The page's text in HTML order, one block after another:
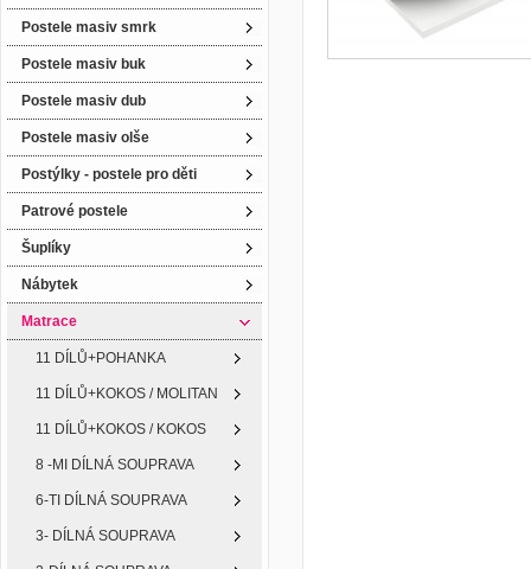
Postele masiv smrk
Postele masiv buk
Postele masiv dub
Postele masiv olše
Postýlky - postele pro děti
Patrové postele
Šuplíky
Nábytek
Matrace
11 DÍLŮ+POHANKA
11 DÍLŮ+KOKOS / MOLITAN
11 DÍLŮ+KOKOS / KOKOS
8 -MI DÍLNÁ SOUPRAVA
6-TI DÍLNÁ SOUPRAVA
3- DÍLNÁ SOUPRAVA